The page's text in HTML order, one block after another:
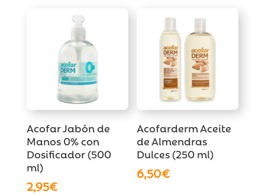
Acofar Jabón de
Manos 0% con
Dosificador (500
ml)
2,95€
Acofarderm Aceite
de Almendras
Dulces (250 ml)
6,50€